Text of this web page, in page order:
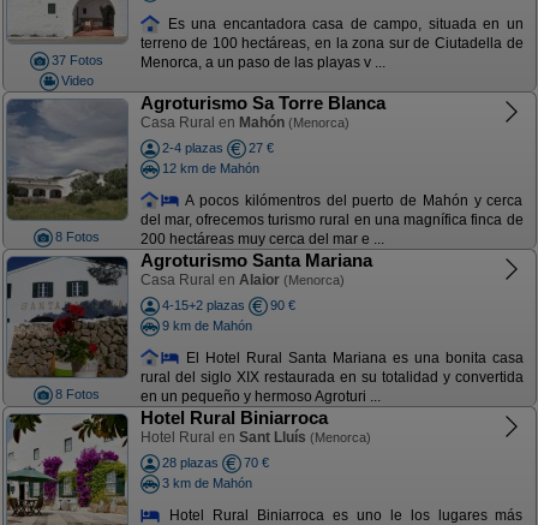
37 Fotos
Video
Es una encantadora casa de campo, situada en un
terreno de 100 hectáreas, en la zona sur de Ciutadella de
Menorca, a un paso de las playas v ...
8 Fotos
Agroturismo Sa Torre Blanca
Casa Rural en Mahón (Menorca)
2-4 plazas
27 €
12 km de Mahón
A pocos kilómentros del puerto de Mahón y cerca
del mar, ofrecemos turismo rural en una magnífica finca de
200 hectáreas muy cerca del mar e ...
8 Fotos
Agroturismo Santa Mariana
Casa Rural en Alaior (Menorca)
4-15+2 plazas
90 €
9 km de Mahón
El Hotel Rural Santa Mariana es una bonita casa
rural del siglo XIX restaurada en su totalidad y convertida
en un pequeño y hermoso Agroturi ...
Hotel Rural Biniarroca
Hotel Rural en Sant Lluís (Menorca)
28 plazas
70 €
3 km de Mahón
Hotel Rural Biniarroca es uno le los lugares más